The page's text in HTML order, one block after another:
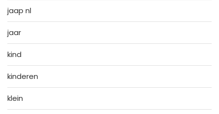
jaap nl
jaar
kind
kinderen
klein